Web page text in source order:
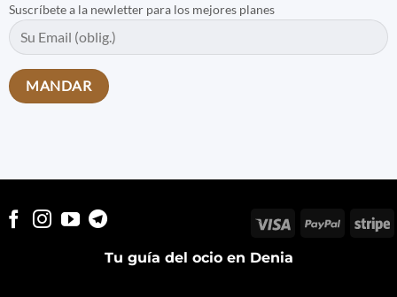
Suscríbete a la newletter para los mejores planes
Tu guía del ocio en Denia
Visa PayPal